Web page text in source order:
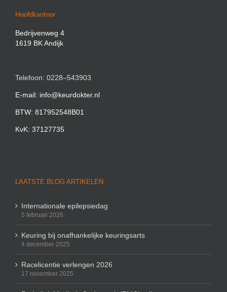
Hoofdkantoor
Bedrijvenweg 4
1619 BK Andijk
Telefoon: 0228–543903
E-mail: info@keurdokter.nl
BTW: 817952548B01
KvK: 37127735
LAATSTE BLOG ARTIKELEN
Internationale epilepsiedag
5 februari 2026
Keuring bij onafhankelijke keuringsarts
4 december 2025
Racelicentie verlengen 2026
17 november 2025